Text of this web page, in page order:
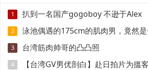
1 扒到一名国产gogoboy 不逊于Alex
2 泳池偶遇的175cm的肌肉男，竟然
3 台湾筋肉帅哥的凸凸照
4
【台湾GV男优剖白】赴日拍片为